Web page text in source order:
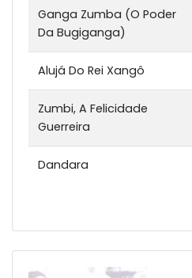
Ganga Zumba (O Poder
Da Bugiganga)
Alujá Do Rei Xangô
Zumbi, A Felicidade
Guerreira
Dandara